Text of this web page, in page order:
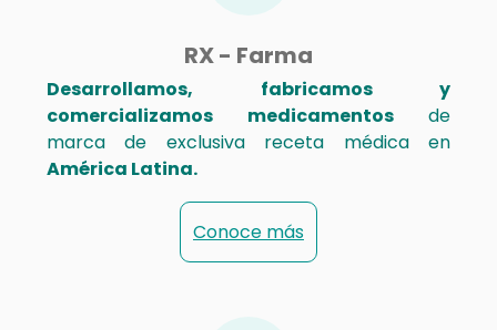
RX - Farma
Desarrollamos, fabricamos y
comercializamos medicamentosde
marca de exclusiva receta médica en
América Latina.
Conoce más